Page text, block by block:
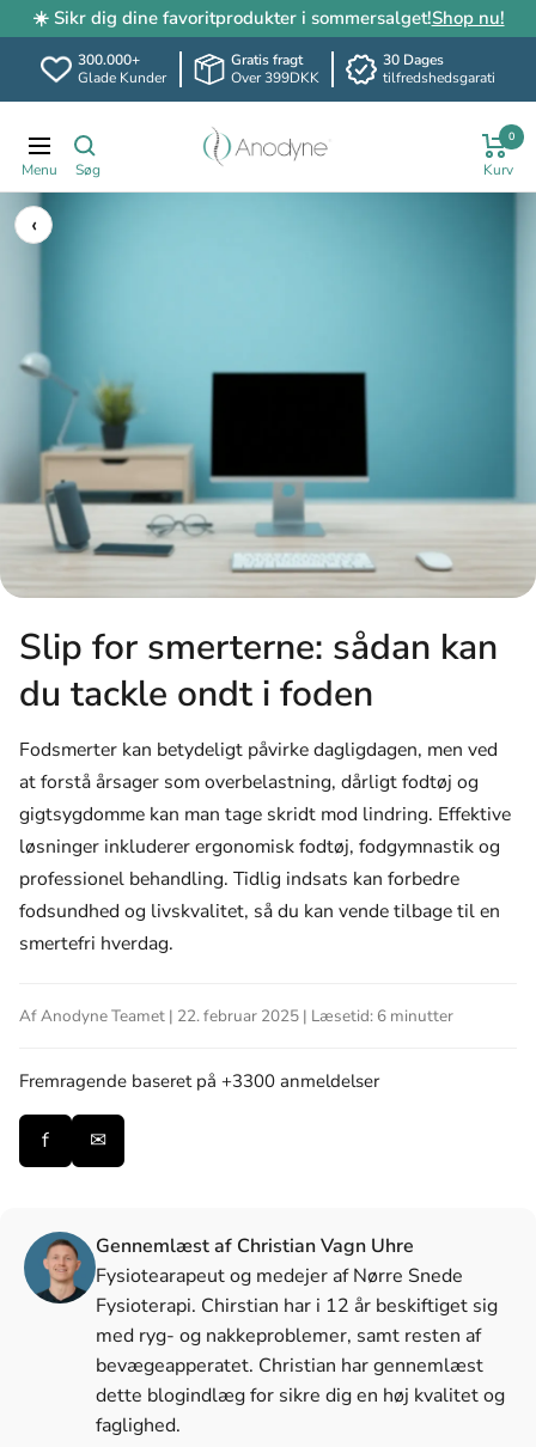
☀️ Sikr dig dine favoritprodukter i sommersalget!Shop nu!
300.000+
Glade Kunder
Gratis fragt
Over 399DKK
30 Dages
tilfredshedsgarati
indhold
Translation
missing:
da.header.general.navigation
Anodyne.dk 0
‹
Slip for smerterne: sådan kan
du tackle ondt i foden
Fodsmerter kan betydeligt påvirke dagligdagen, men ved
at forstå årsager som overbelastning, dårligt fodtøj og
gigtsygdomme kan man tage skridt mod lindring. Effektive
løsninger inkluderer ergonomisk fodtøj, fodgymnastik og
professionel behandling. Tidlig indsats kan forbedre
fodsundhed og livskvalitet, så du kan vende tilbage til en
smertefri hverdag.
Af Anodyne Teamet | 22. februar 2025 | Læsetid: 6 minutter
Fremragende baseret på +3300 anmeldelser
f ✉
Gennemlæst af Christian Vagn Uhre
Fysiotearapeut og medejer af Nørre Snede
Fysioterapi. Chirstian har i 12 år beskiftiget sig
med ryg- og nakkeproblemer, samt resten af
bevægeapperatet. Christian har gennemlæst
dette blogindlæg for sikre dig en høj kvalitet og
faglighed.